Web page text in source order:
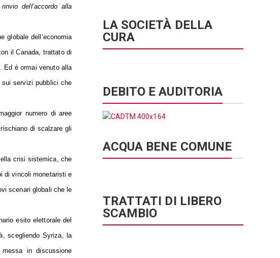
dell’accordo alla
globale dell’economia
il Canada, trattato di
Ed è ormai venuto alla
servizi pubblici che
numero di aree
di scalzare gli
crisi sistemica, che
di vincoli monetaristi e
scenari globali che le
esito elettorale del
scegliendo Syriza, la
in discussione
LA SOCIETÀ DELLA
CURA
DEBITO E AUDITORIA
ACQUA BENE COMUNE
TRATTATI DI LIBERO
SCAMBIO